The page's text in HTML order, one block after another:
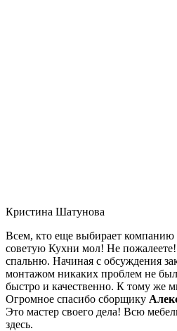
Кристина Шатунова
Всем, кто еще выбирает компанию
советую Кухни мол! Не
спальню. Начиная с обсуждения
монтажом никаких проблем не
быстро и качественно. К тому же
Огромное спасибо сборщику
Это мастер своего дела! Всю
здесь.